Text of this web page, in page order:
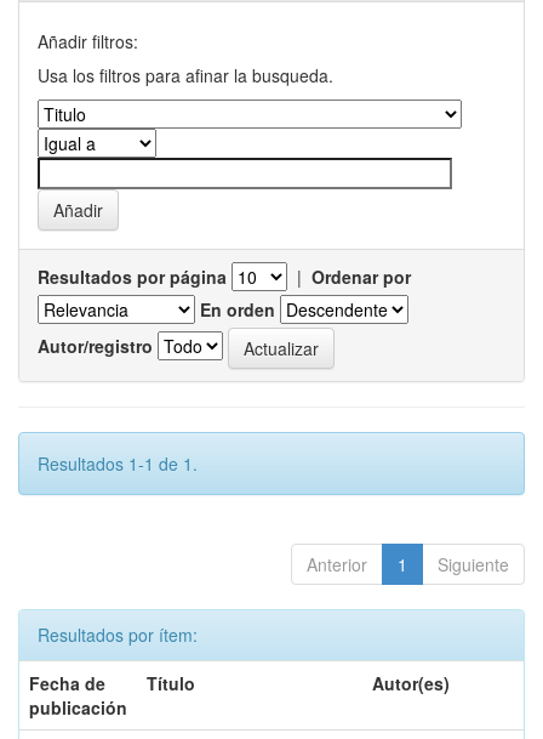
Añadir filtros:
Usa los filtros para afinar la busqueda.
Resultados por página | Ordenar por
En orden
Autor/registro
Resultados 1-1 de 1.
Anterior 1 Siguiente
Resultados por ítem:
Fecha de
publicación
Título Autor(es)